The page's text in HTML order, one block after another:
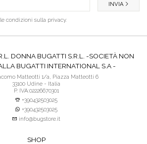
condizioni sulla privacy.
INVIA
DONNA BUGATTI S.R.L. -SOCIETÀ NON
BUGATTI INTERNATIONAL S.A -
Matteotti 1/a, Piazza Matteotti 6
33100 Udine - Italia
P. IVA:02226670301
+390432503025
+390432503025
info@bugstore.it
SHOP